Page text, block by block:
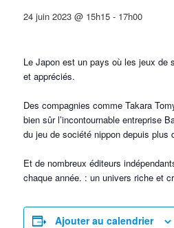
24 juin 2023 @ 15h15 - 17h00
Le Japon est un pays où les jeux de
et appréciés.
Des compagnies comme Takara
bien sûr l’incontournable entreprise
du jeu de société nippon depuis plus
Et de nombreux éditeurs
chaque année. : un univers riche et
Ajouter au calendrier